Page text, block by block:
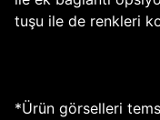
tuşu ile de renkleri
*Ürün görselleri